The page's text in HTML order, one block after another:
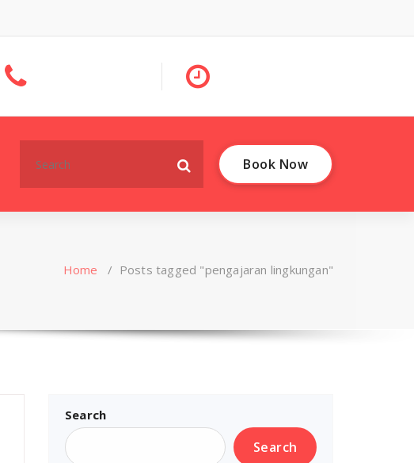
for:
Book Now
Home / Posts tagged "pengajaran lingkungan"
Search
Search